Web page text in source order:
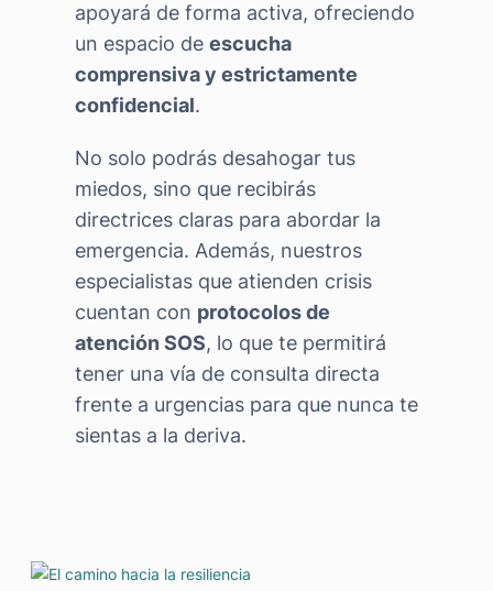
apoyará de forma activa, ofreciendo
un espacio de escucha
comprensiva y estrictamente
confidencial.
No solo podrás desahogar tus
miedos, sino que recibirás
directrices claras para abordar la
emergencia. Además, nuestros
especialistas que atienden crisis
cuentan con protocolos de
atención SOS, lo que te permitirá
tener una vía de consulta directa
frente a urgencias para que nunca te
sientas a la deriva.